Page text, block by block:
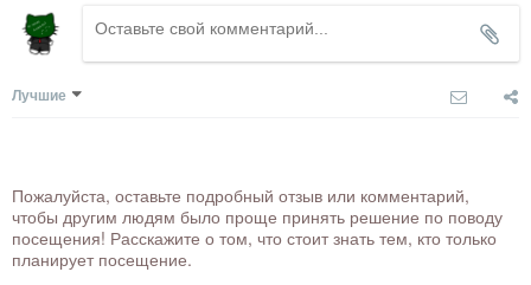
Лучшие
Пожалуйста, оставьте подробный отзыв или комментарий,
чтобы другим людям было проще принять решение по поводу
посещения! Расскажите о том, что стоит знать тем, кто только
планирует посещение.